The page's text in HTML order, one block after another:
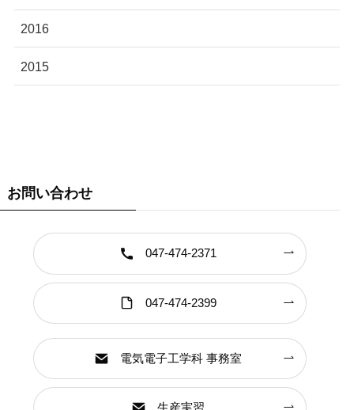
2016
2015
お問い合わせ
047-474-2371
047-474-2399
電気電子工学科 事務室